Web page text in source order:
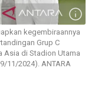
kegembiraannya
Grup C
Asia di Stadion Utama
11/2024). ANTARA